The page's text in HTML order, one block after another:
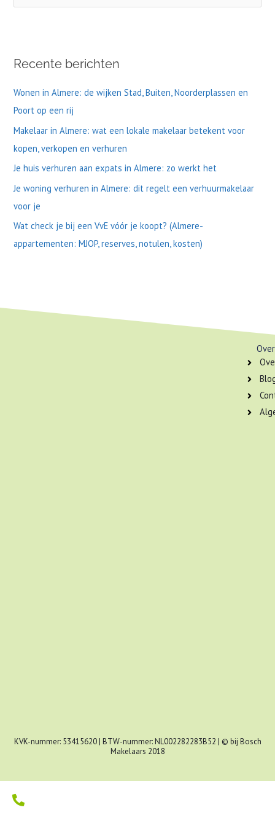
n
Recente berichten
Wonen in Almere: de wijken Stad, Buiten, Noorderplassen en
Poort op een rij
Makelaar in Almere: wat een lokale makelaar betekent voor
kopen, verkopen en verhuren
Je huis verhuren aan expats in Almere: zo werkt het
Je woning verhuren in Almere: dit regelt een verhuurmakelaar
voor je
Wat check je bij een VvE vóór je koopt? (Almere-
appartementen: MJOP, reserves, notulen, kosten)
KVK-nummer: 53415620 | BTW-nummer: NL002282283B52 | © bij Bosch
Makelaars 2018